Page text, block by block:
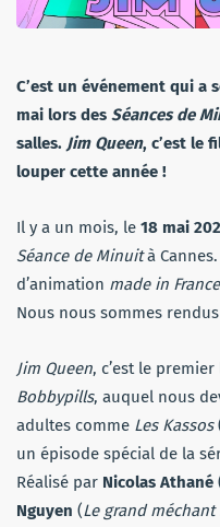
C’est un événement qui a
mai lors des Séances de
salles. Jim Queen, c’est le
louper cette année !
Il y a un mois, le 18 mai
Séance de Minuità Cannes.
d’animation made in France
Nous nous sommes
Jim Queen, c’est le
Bobbypills, auquel nous
adultes comme Les Kassos
un épisode spécial de la
Réalisé par Nicolas Athané
Nguyen (Le grand